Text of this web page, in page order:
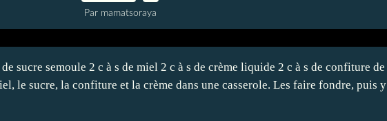
Par mamatsoraya
sucre semoule 2 c à s de miel 2 c à s de crème liquide 2 c à s de confiture de
le sucre, la confiture et la crème dans une casserole. Les faire fondre, puis y